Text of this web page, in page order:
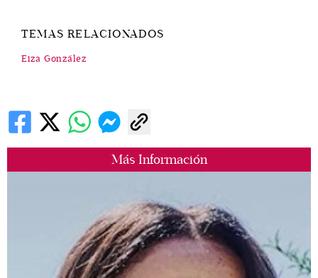
Más Información
TEMAS RELACIONADOS
Eiza González